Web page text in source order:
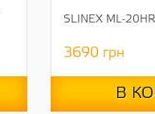
SLINEX ML-
3690 грн
В